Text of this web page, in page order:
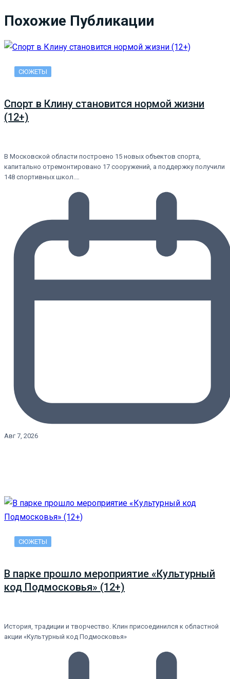
Похожие Публикации
СЮЖЕТЫ
Спорт в Клину становится нормой жизни
(12+)
В Московской области построено 15 новых объектов спорта,
капитально отремонтировано 17 сооружений, а поддержку получили
148 спортивных школ.…
Авг 7, 2026
СЮЖЕТЫ
В парке прошло мероприятие «Культурный
код Подмосковья» (12+)
История, традиции и творчество. Клин присоединился к областной
акции «Культурный код Подмосковья»